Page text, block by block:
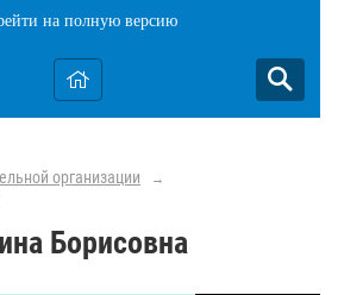
на полную версию
организации →
Борисовна